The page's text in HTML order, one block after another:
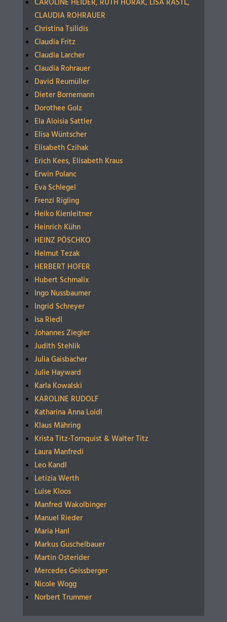
CLAUDIA ROHRAUER
Christina Tsilidis
Claudia Fritz
Claudia Larcher
Claudia Rohrauer
David Reumüller
Dieter Bornemann
Dorothee Golz
Ela Aloisia Sattler
Elisa Wüntscher
Elisabeth Czihak
Erich Kees, Elisabeth Kraus
Erwin Polanc
Eva Schlegel
Frenzi Rigling
Heiko Kienleitner
Heinrich Kühn
HEINZ PÖSCHKO
Helmut Tezak
HERBERT HOFER
Hubert Schmalix
Ingo Nussbaumer
Ingrid Schreyer
Isa Riedl
Johannes Ziegler
Judith Stehlik
Julia Gaisbacher
Julie Hayward
Karla Kowalski
KAROLINE RUDOLF
Katharina Anna Loidl
Klaus Mähring
Krista Titz-Tornquist & Walter Titz
Laura Manfredi
Leo Kandl
Letizia Werth
Luise Kloos
Manfred Wakolbinger
Manuel Rieder
Maria Hanl
Markus Guschelbauer
Martin Osterider
Mercedes Geissberger
Nicole Wogg
Norbert Trummer